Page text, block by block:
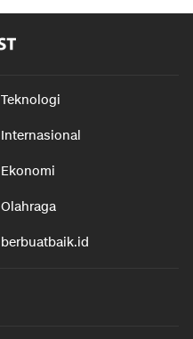
Teknologi
Internasional
Ekonomi
Olahraga
berbuatbaik.id